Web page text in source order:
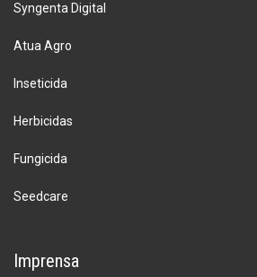
Syngenta Digital
Atua Agro
Inseticida
Herbicidas
Fungicida
Seedcare
Imprensa